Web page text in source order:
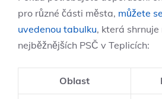
pro různé části města, můžete
uvedenou tabulku, která shrnuje
nejběžnějších PSČ v Teplicích:
Oblast